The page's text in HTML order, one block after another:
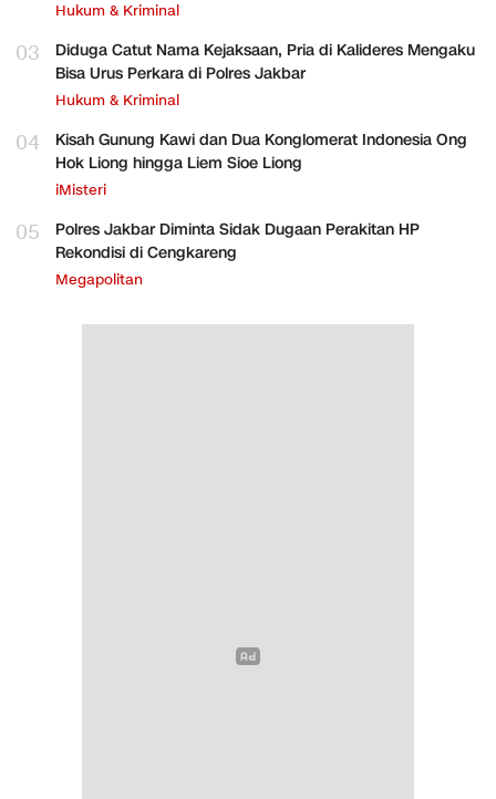
Hukum & Kriminal
03
Diduga Catut Nama Kejaksaan, Pria di Kalideres Mengaku
Bisa Urus Perkara di Polres Jakbar
Hukum & Kriminal
04
Kisah Gunung Kawi dan Dua Konglomerat Indonesia Ong
Hok Liong hingga Liem Sioe Liong
iMisteri
05
Polres Jakbar Diminta Sidak Dugaan Perakitan HP
Rekondisi di Cengkareng
Megapolitan